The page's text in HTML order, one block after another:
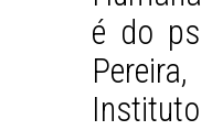
é do